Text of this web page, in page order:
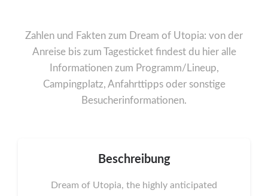
Zahlen und Fakten zum Dream of Utopia: von der
Anreise bis zum Tagesticket findest du hier alle
Informationen zum Programm/Lineup,
Campingplatz, Anfahrttipps oder sonstige
Besucherinformationen.
Beschreibung
Dream of Utopia, the highly anticipated